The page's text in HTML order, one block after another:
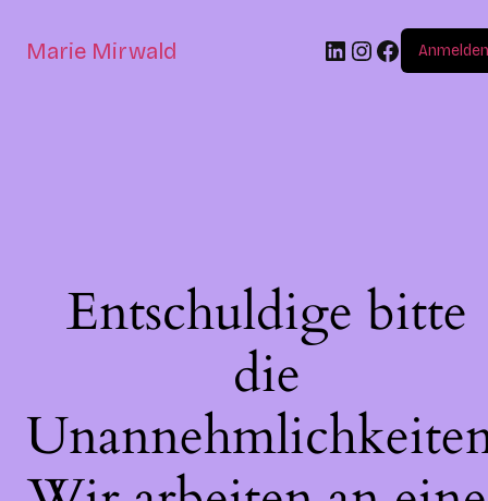
Marie Mirwald Anmelden
Entschuldige bitte
die